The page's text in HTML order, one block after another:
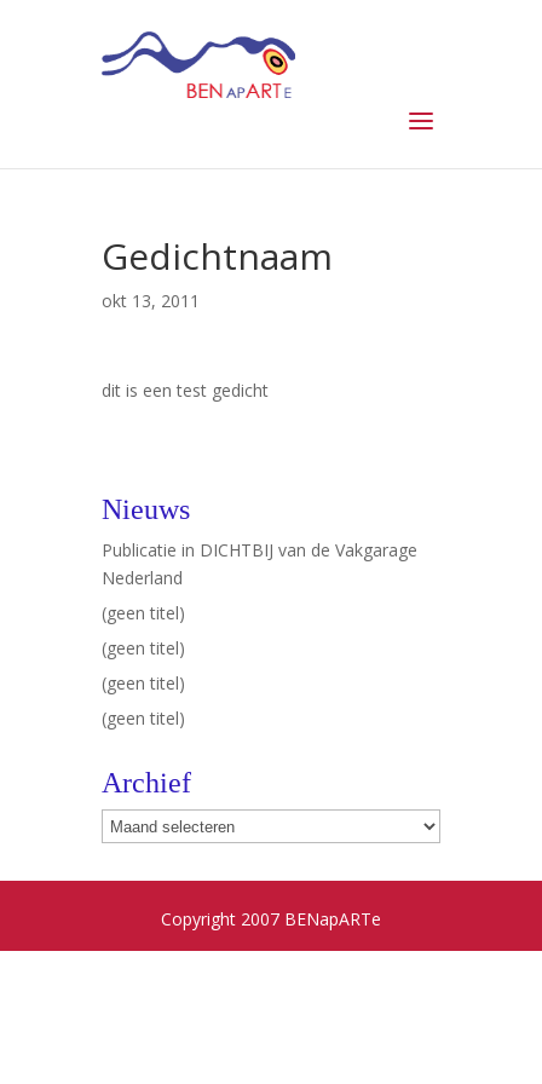
Gedichtnaam
okt 13, 2011
dit is een test gedicht
Nieuws
Publicatie in DICHTBIJ van de Vakgarage
Nederland
(geen titel)
(geen titel)
(geen titel)
(geen titel)
Archief
Archief
Copyright 2007 BENapARTe